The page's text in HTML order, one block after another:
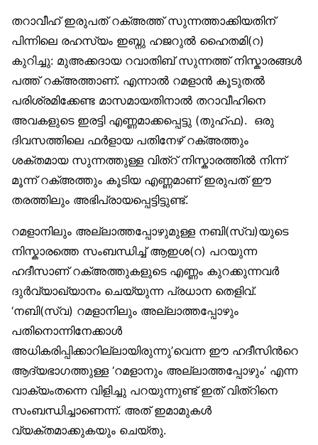
തറാവീഹ് ഇരുപത് റക്അത്ത് സുന്നത്താക്കിയതിന്
പിന്നിലെ രഹസ്യം ഇബ്നു ഹജറുല്‍ ഹൈതമി(റ)
കുറിച്ചു: മുഅക്കദായ റവാതിബ് സുന്നത്ത് നിസ്കാരങ്ങള്‍
പത്ത് റക്അത്താണ്. എന്നാല്‍ റമളാന്‍ കൂടുതല്‍
പരിശ്രമിക്കേണ്ട മാസമായതിനാല്‍ തറാവീഹിനെ
അവകളുടെ ഇരട്ടി എണ്ണമാക്കപ്പെട്ടു (തുഹ്ഫ). ഒരു
ദിവസത്തിലെ ഫര്‍ളായ പതിനേഴ് റക്അത്തും
ശക്തമായ സുന്നത്തുള്ള വിത്റ് നിസ്കാരത്തില്‍ നിന്ന്
മൂന്ന് റക്അത്തും കൂടിയ എണ്ണമാണ് ഇരുപത് ഈ
തരത്തിലും അഭിപ്രായപ്പെട്ടിട്ടുണ്ട്.
റമളാനിലും അല്ലാത്തപ്പോഴുമുള്ള നബി(സ്വ)യുടെ
നിസ്കാരത്തെ സംബന്ധിച്ച് ആഇശ(റ) പറയുന്ന
ഹദീസാണ് റക്അത്തുകളുടെ എണ്ണം കുറക്കുന്നവര്‍
ദുര്‍വ്യാഖ്യാനം ചെയ്യുന്ന പ്രധാന തെളിവ്.
‘നബി(സ്വ) റമളാനിലും അല്ലാത്തപ്പോഴും
പതിനൊന്നിനേക്കാള്‍
അധികരിപ്പിക്കാറില്ലായിരുന്നു’വെന്ന ഈ ഹദീസിന്‍റെ
ആദ്യഭാഗത്തുള്ള ‘റമളാനും അല്ലാത്തപ്പോഴും’ എന്ന
വാക്യംതന്നെ വിളിച്ചു പറയുന്നുണ്ട് ഇത് വിത്റിനെ
സംബന്ധിച്ചാണെന്ന്. അത് ഇമാമുകള്‍
വ്യക്തമാക്കുകയും ചെയ്തു.